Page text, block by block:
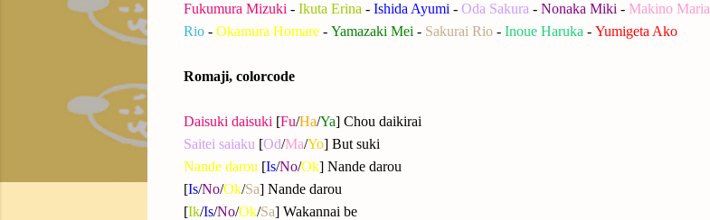
Fukumura Mizuki - Ikuta Erina - Ishida Ayumi - Oda Sakura - Nonaka Miki - Makino Maria
Rio - Okamura Homare - Yamazaki Mei - Sakurai Rio - Inoue Haruka - Yumigeta Ako
Romaji, colorcode
Daisuki daisuki [Fu/Ha/Ya] Chou daikirai
Saitei saiaku [Od/Ma/Yo] But suki
Nande darou [Is/No/Ok] Nande darou
[Is/No/Ok/Sa] Nande darou
[Ik/Is/No/Ok/Sa] Wakannai be